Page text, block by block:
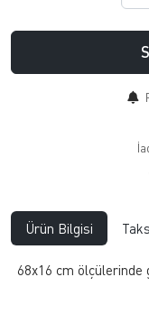
Ürün Bilgisi
68x16 cm ölçülerinde